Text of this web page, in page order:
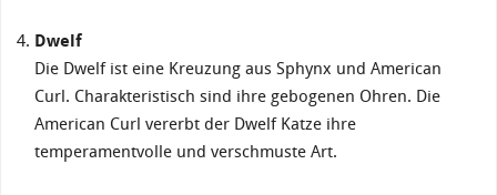
Dwelf
Die Dwelf ist eine Kreuzung aus Sphynx und American
Curl. Charakteristisch sind ihre gebogenen Ohren. Die
American Curl vererbt der Dwelf Katze ihre
temperamentvolle und verschmuste Art.